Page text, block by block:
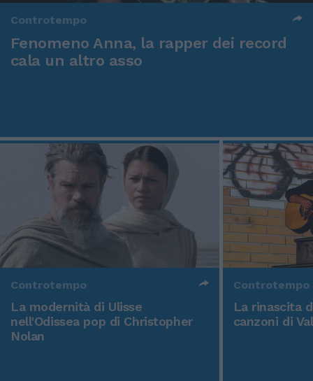
Controtempo
Fenomeno Anna, la rapper dei record
cala un altro asso
Controtempo
La modernità di Ulisse
nell'Odissea pop di Christopher
Nolan
Controtempo
La rinascita
canzoni di